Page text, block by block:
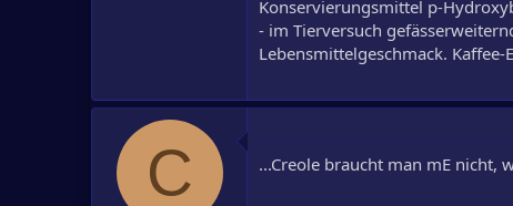
Konservierungsmittel p-
- im Tierversuch
Lebensmittelgeschmack.
C ...Creole braucht man mE nicht,